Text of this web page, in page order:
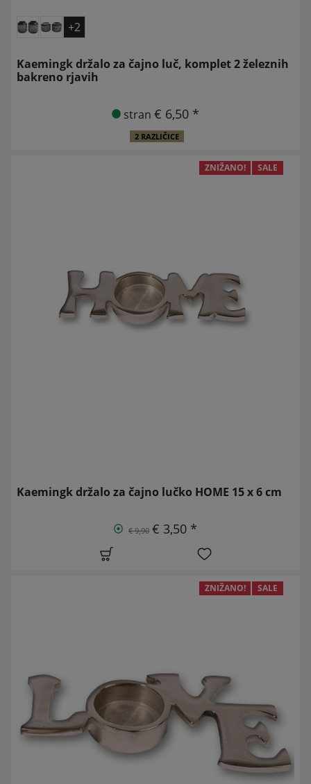
+2
Kaemingk držalo za čajno luč, komplet 2 železnih
bakreno rjavih
stran€ 6,50 *
2 RAZLIČICE
ZNIŽANO! SALE
Kaemingk držalo za čajno lučko HOME 15 x 6 cm
€ 9,90 € 3,50 *
ZNIŽANO! SALE